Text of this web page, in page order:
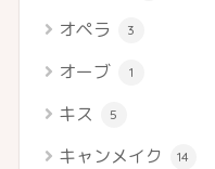
オペラ 3
オーブ 1
キス 5
キャンメイク 14